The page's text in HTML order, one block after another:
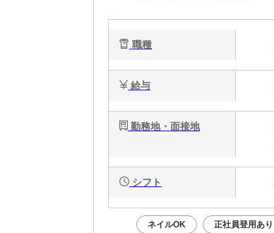
職種
給与
勤務地・面接地
シフト
ネイルOK 正社員登用あり